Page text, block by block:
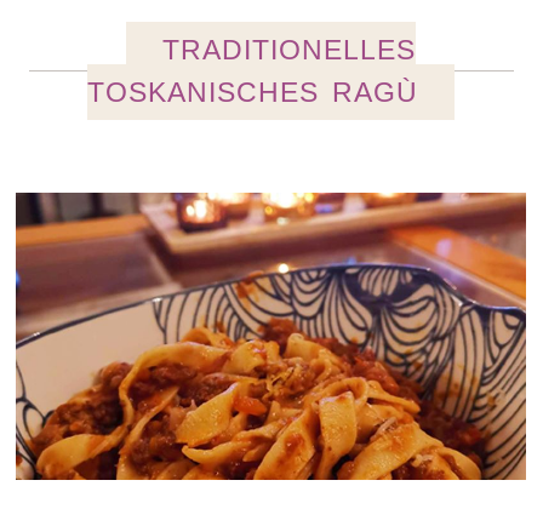
TRADITIONELLES
TOSKANISCHES RAGÙ